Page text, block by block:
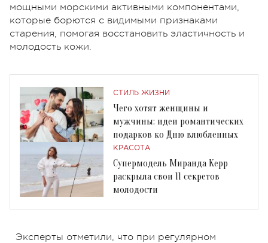
мощными морскими активными компонентами,
которые борются с видимыми признаками
старения, помогая восстановить эластичность и
молодость кожи.
СТИЛЬ ЖИЗНИ
Чего хотят женщины и
мужчины: идеи романтических
подарков ко Дню влюбленных
КРАСОТА
Супермодель Миранда Керр
раскрыла свои 11 секретов
молодости
Эксперты отметили, что при регулярном